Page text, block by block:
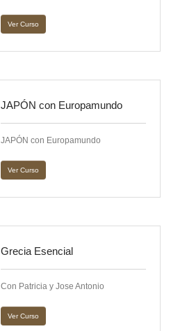
Ver Curso
JAPÓN con Europamundo
JAPÓN con Europamundo
Ver Curso
Grecia Esencial
Con Patricia y Jose Antonio
Ver Curso